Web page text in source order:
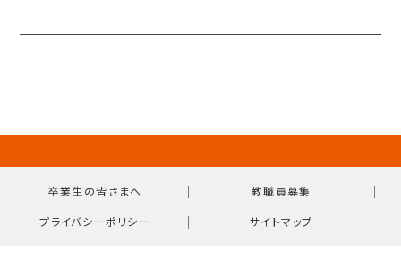
卒業生の皆さまへ ｜ 教職員募集 ｜
プライバシーポリシー ｜ サイトマップ